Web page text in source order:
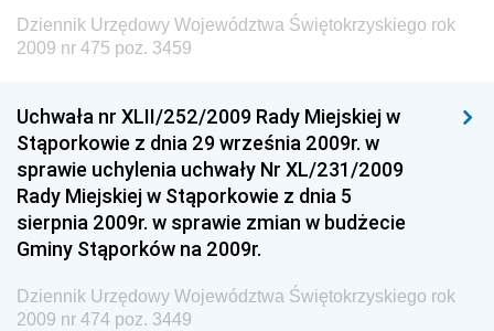
Dziennik Urzędowy Ministra Cyfryzacji
Budownictwa
Dziennik Urzędowy Ministra Gospodarki Morskiej i
Żeglugi Śródlądowej
Dziennik Urzędowy Ministra Energii
Dziennik Urzędowy Ministra Sprawiedliwości
Dziennik Urzędowy Województwa Świętokrzyskiego rok
2009 nr 475 poz. 3459
Uchwała nr XLII/252/2009 Rady Miejskiej w
Stąporkowie z dnia 29 września 2009r. w
sprawie uchylenia uchwały Nr XL/231/2009
Rady Miejskiej w Stąporkowie z dnia 5
sierpnia 2009r. w sprawie zmian w budżecie
Gminy Stąporków na 2009r.
Dziennik Urzędowy Województwa Świętokrzyskiego rok
2009 nr 474 poz. 3449